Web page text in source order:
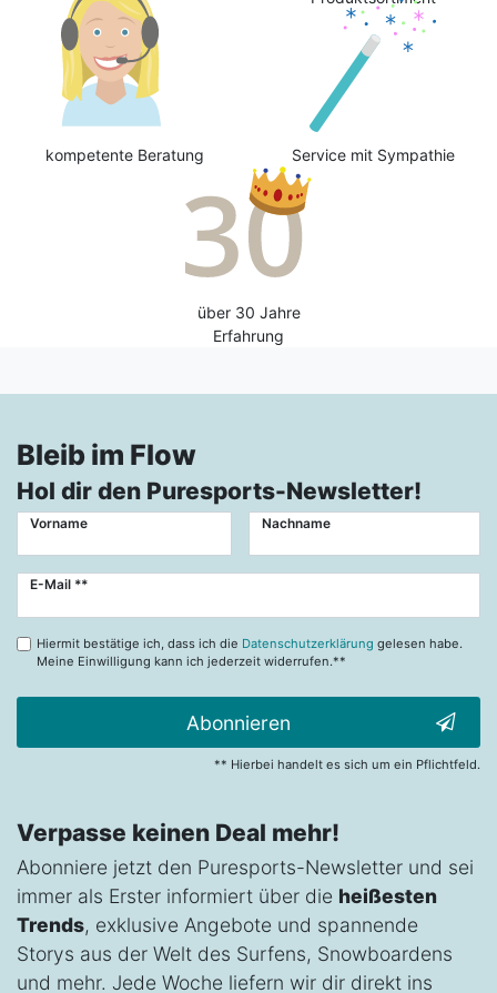
kompetente Beratung Service mit Sympathie
über 30 Jahre
Erfahrung
Bleib im Flow
Hol dir den Puresports-Newsletter!
Vorname Nachname
E-Mail **
Newsletter
Hiermit bestätige ich, dass ich die Datenschutzerklärung gelesen habe.
Meine Einwilligung kann ich jederzeit widerrufen.**
Abonnieren
** Hierbei handelt es sich um ein Pflichtfeld.
Verpasse keinen Deal mehr!
Abonniere jetzt den Puresports-Newsletter und sei
immer als Erster informiert über die heißesten
Trends, exklusive Angebote und spannende
Storys aus der Welt des Surfens, Snowboardens
und mehr. Jede Woche liefern wir dir direkt ins